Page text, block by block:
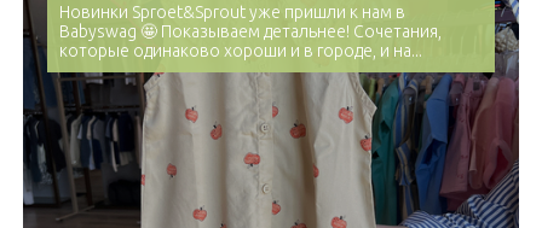
Новинки Sproet&Sprout уже пришли к нам в
Babyswag 🤩 Показываем детальнее! Сочетания,
которые одинаково хороши и в городе, и на...